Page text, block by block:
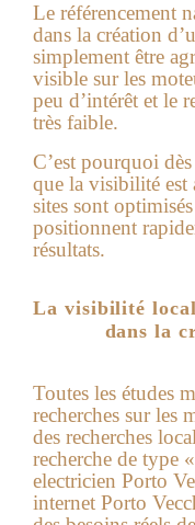
Le référencement
dans la création
simplement être
visible sur les
peu d’intérêt et le
très faible.
C’est pourquoi
que la visibilité est
sites sont
positionnent
résultats.
La visibilité
dans la
Toutes les études
recherches sur les
des recherches
recherche de type
electricien Porto
internet Porto